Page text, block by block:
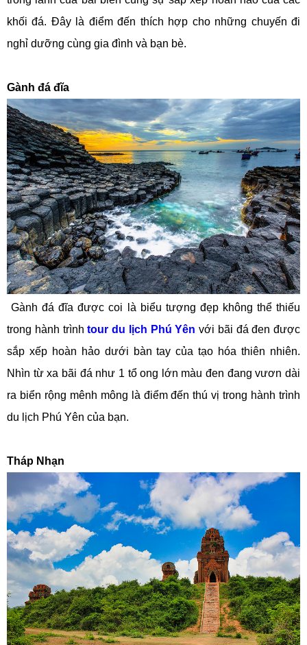
khối đá. Đây là điểm đến thích hợp cho những chuyến đi
nghỉ dưỡng cùng gia đình và bạn bè.
Gành đá đĩa
Gành đá đĩa được coi là biểu tượng đẹp không thể thiếu
trong hành trìnhtour du lịch Phú Yên với bãi đá đen được
sắp xếp hoàn hảo dưới bàn tay của tạo hóa thiên nhiên.
Nhìn từ xa bãi đá như 1 tổ ong lớn màu đen đang vươn dài
ra biển rộng mênh mông là điểm đến thú vị trong hành trình
du lịch Phú Yên của bạn.
Tháp Nhạn